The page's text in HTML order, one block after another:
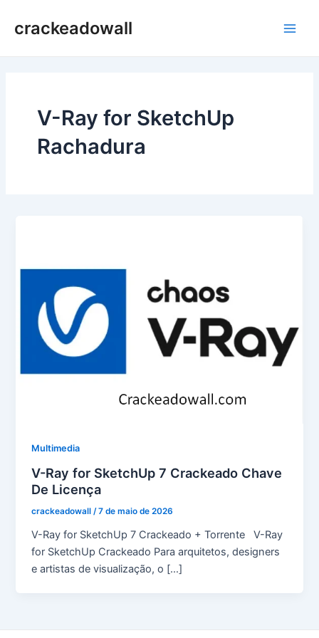
paracrackeadowall
V-Ray for SketchUp
Rachadura
Multimedia
V-Ray for SketchUp 7 Crackeado Chave
De Licença
crackeadowall/7 de maio de 2026
V-Ray for SketchUp 7 Crackeado + Torrente V-Ray
for SketchUp Crackeado Para arquitetos, designers
e artistas de visualização, o […]